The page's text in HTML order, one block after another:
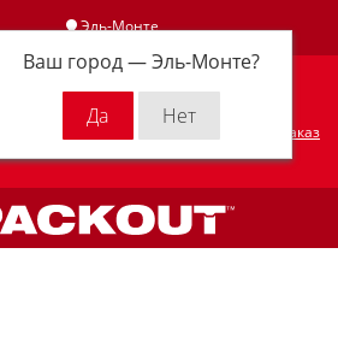
Эль-Монте
Ваш город —Эль-Монте?
Личный кабинет
Оформить заказ